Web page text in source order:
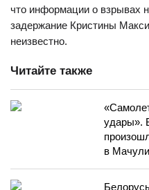
что информации о взрывах
задержание Кристины
неизвестно.
Читайте также
удары».
в